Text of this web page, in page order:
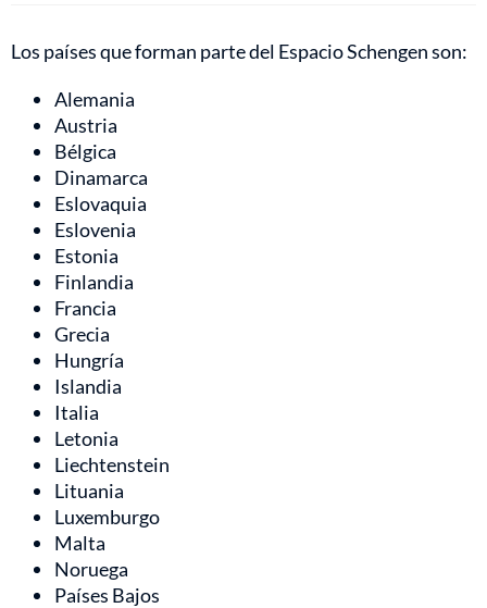
Los países que forman parte del Espacio Schengen son:
Alemania
Austria
Bélgica
Dinamarca
Eslovaquia
Eslovenia
Estonia
Finlandia
Francia
Grecia
Hungría
Islandia
Italia
Letonia
Liechtenstein
Lituania
Luxemburgo
Malta
Noruega
Países Bajos